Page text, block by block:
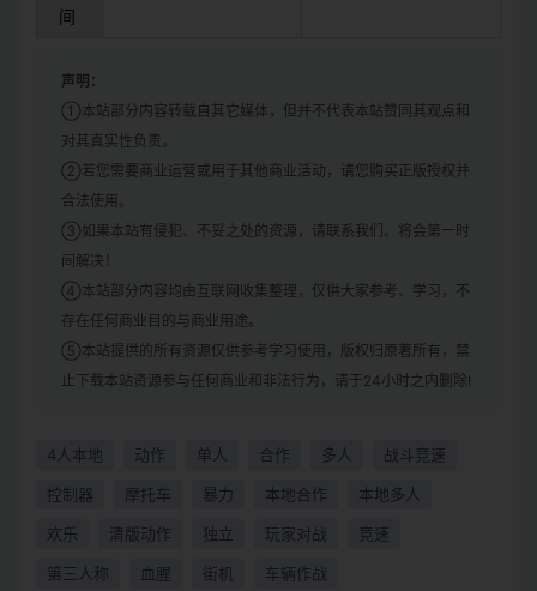
间
声明：
①本站部分内容转载自其它媒体，但并不代表本站赞同其观点和
对其真实性负责。
②若您需要商业运营或用于其他商业活动，请您购买正版授权并
合法使用。
③如果本站有侵犯、不妥之处的资源，请联系我们。将会第一时
间解决！
④本站部分内容均由互联网收集整理，仅供大家参考、学习，不
存在任何商业目的与商业用途。
⑤本站提供的所有资源仅供参考学习使用，版权归原著所有，禁
止下载本站资源参与任何商业和非法行为，请于24小时之内删除!
4人本地 动作 单人 合作 多人 战斗竞速
控制器 摩托车 暴力 本地合作 本地多人
欢乐 清版动作 独立 玩家对战 竞速
第三人称 血腥 街机 车辆作战